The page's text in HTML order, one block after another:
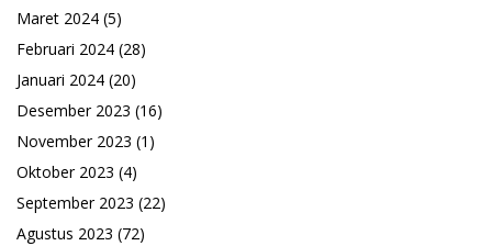
Maret 2024 (5)
Februari 2024 (28)
Januari 2024 (20)
Desember 2023 (16)
November 2023 (1)
Oktober 2023 (4)
September 2023 (22)
Agustus 2023 (72)